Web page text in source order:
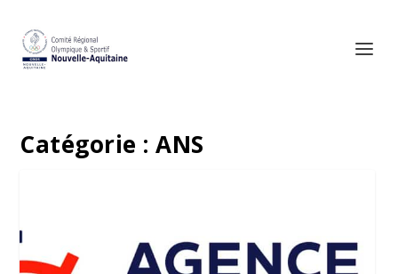
Catégorie :ANS